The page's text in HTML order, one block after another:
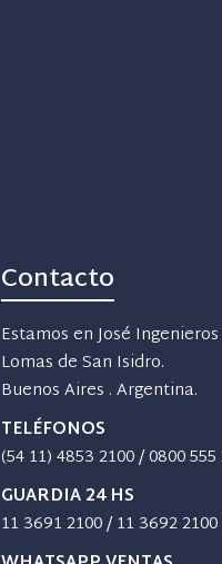
Contacto
Estamos en José
Lomas de San Isidro.
Buenos Aires . Argentina.
TELÉFONOS
(54 11) 4853 2100/0800 555
GUARDIA 24 HS
11 3691 2100/11 3692 2100